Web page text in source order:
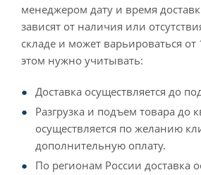
менеджером дату и время
зависят от наличия или
складе и может варьироваться
этом нужно учитывать:
Доставка осуществляется до
Разгрузка и подъем товара до
осуществляется по желанию
дополнительную оплату.
По регионам России доставка